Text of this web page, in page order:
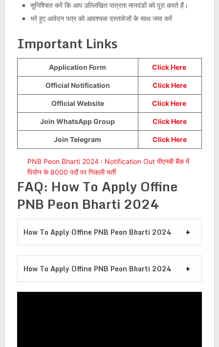
सुनिश्चित करें कि आप उल्लिखित पात्रता मानदंडों को पूरा करते हैं।
भरे हुए आवेदन पत्र को आवश्यक दस्तावेजों के साथ जमा करें
Important Links
Application Form Click Here
Official Notification Click Here
Official Website Click Here
Join WhatsApp Group Click Here
Join Telegram Click Here
PNB Peon Bharti 2024 : Notification Out पीएनबी बैंक में
पियोन के 8000 पदों पर निकली भर्ती
FAQ: How To Apply Offine
PNB Peon Bharti 2024
How To Apply Offine PNB Peon Bharti 2024
How To Apply Offine PNB Peon Bharti 2024